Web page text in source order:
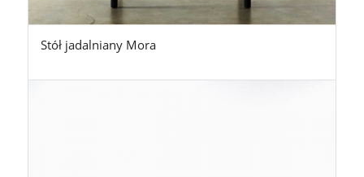
Stół jadalniany Mora